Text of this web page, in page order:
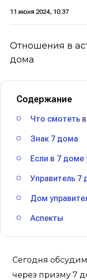
11 июня 2024, 10:37
Отношения в
дома
Содержание
Что смотеть
Знак 7 дома
Если в 7 доме
Управитель 7
Дом
Аспекты
Сегодня
через призму 7